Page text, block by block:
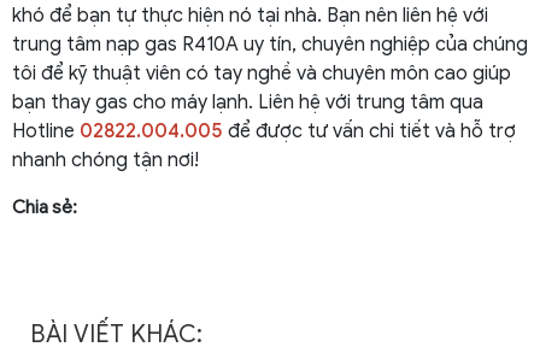
khó để bạn tự thực hiện nó tại nhà. Bạn nên liên hệ với
trung tâm nạp gas R410A uy tín, chuyên nghiệp của chúng
tôi để kỹ thuật viên có tay nghề và chuyên môn cao giúp
bạn thay gas cho máy lạnh. Liên hệ với trung tâm qua
Hotline 02822.004.005 để được tư vấn chi tiết và hỗ trợ
nhanh chóng tận nơi!
Chia sẻ:
BÀI VIẾT KHÁC: